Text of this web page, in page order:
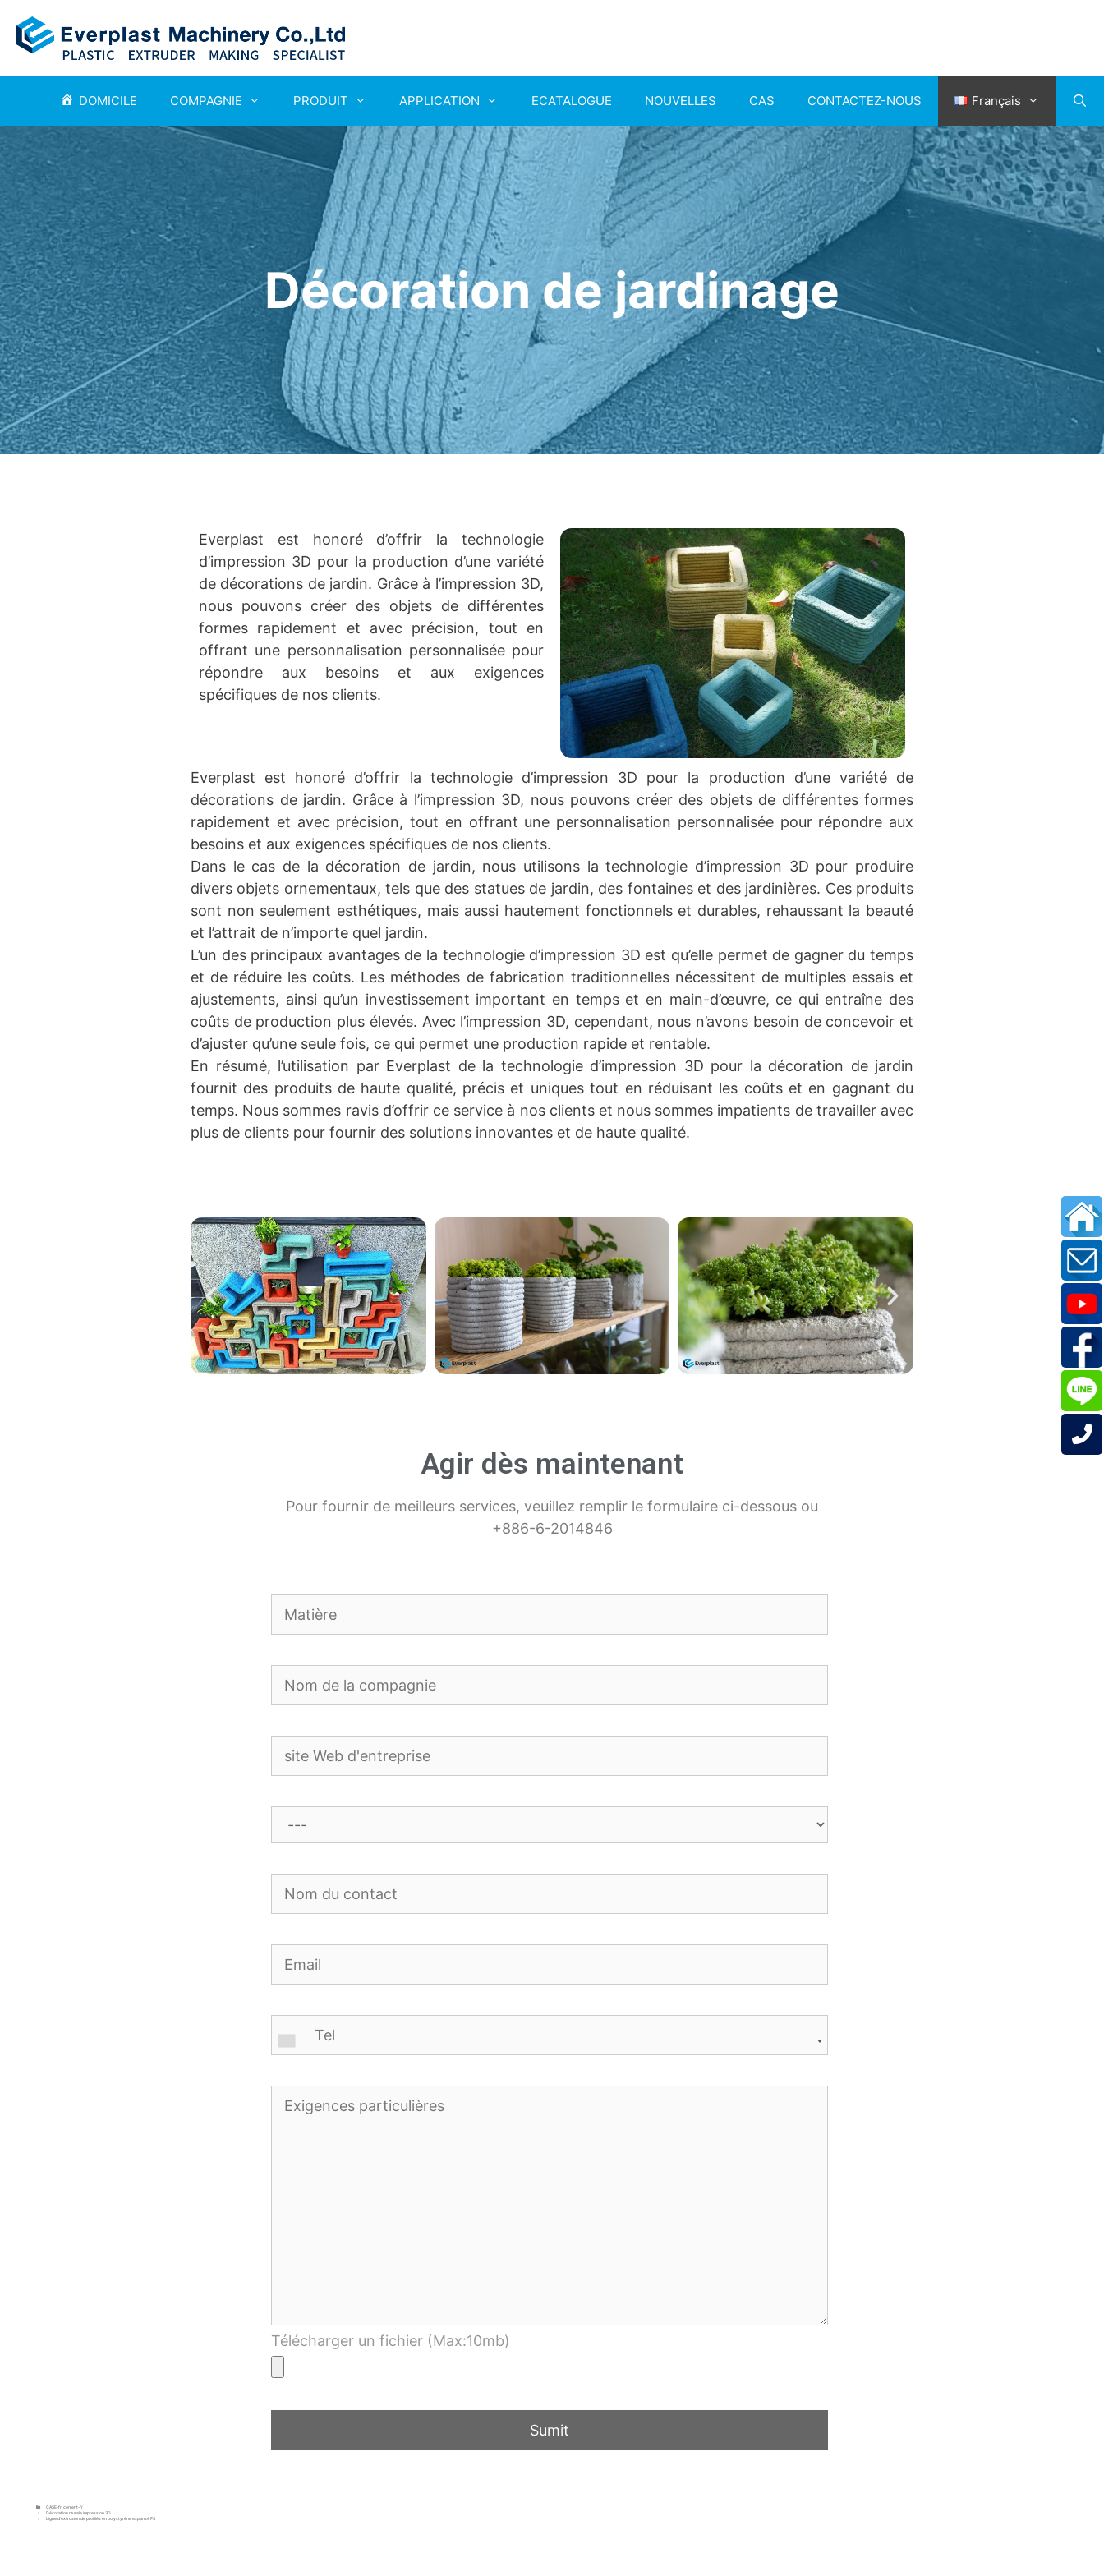
DOMICILE COMPAGNIE PRODUIT APPLICATION ECATALOGUE NOUVELLES CAS CONTACTEZ-NOUS Français
Décoration de jardinage
Everplast est honoré d’offrir la technologie
d’impression 3D pour la production d’une variété
de décorations de jardin. Grâce à l’impression 3D,
nous pouvons créer des objets de différentes
formes rapidement et avec précision, tout en
offrant une personnalisation personnalisée pour
répondre aux besoins et aux exigences
spécifiques de nos clients.
Everplast est honoré d’offrir la technologie d’impression 3D pour la production d’une variété de
décorations de jardin. Grâce à l’impression 3D, nous pouvons créer des objets de différentes formes
rapidement et avec précision, tout en offrant une personnalisation personnalisée pour répondre aux
besoins et aux exigences spécifiques de nos clients.
Dans le cas de la décoration de jardin, nous utilisons la technologie d’impression 3D pour produire
divers objets ornementaux, tels que des statues de jardin, des fontaines et des jardinières. Ces produits
sont non seulement esthétiques, mais aussi hautement fonctionnels et durables, rehaussant la beauté
et l’attrait de n’importe quel jardin.
L’un des principaux avantages de la technologie d’impression 3D est qu’elle permet de gagner du temps
et de réduire les coûts. Les méthodes de fabrication traditionnelles nécessitent de multiples essais et
ajustements, ainsi qu’un investissement important en temps et en main-d’œuvre, ce qui entraîne des
coûts de production plus élevés. Avec l’impression 3D, cependant, nous n’avons besoin de concevoir et
d’ajuster qu’une seule fois, ce qui permet une production rapide et rentable.
En résumé, l’utilisation par Everplast de la technologie d’impression 3D pour la décoration de jardin
fournit des produits de haute qualité, précis et uniques tout en réduisant les coûts et en gagnant du
temps. Nous sommes ravis d’offrir ce service à nos clients et nous sommes impatients de travailler avec
plus de clients pour fournir des solutions innovantes et de haute qualité.
Agir dès maintenant
Pour fournir de meilleurs services, veuillez remplir le formulaire ci-dessous ou
+886-6-2014846
Télécharger un fichier (Max:10mb)
CASE-fr ,cement-fr
Décoration murale impression 3D
Ligne d’extrusion de profilés en polystyrène expansé PS